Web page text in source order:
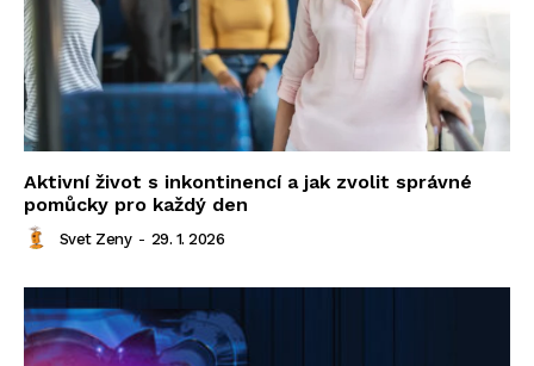
Aktivní život s inkontinencí a jak zvolit správné
pomůcky pro každý den
Svet Zeny - 29. 1. 2026